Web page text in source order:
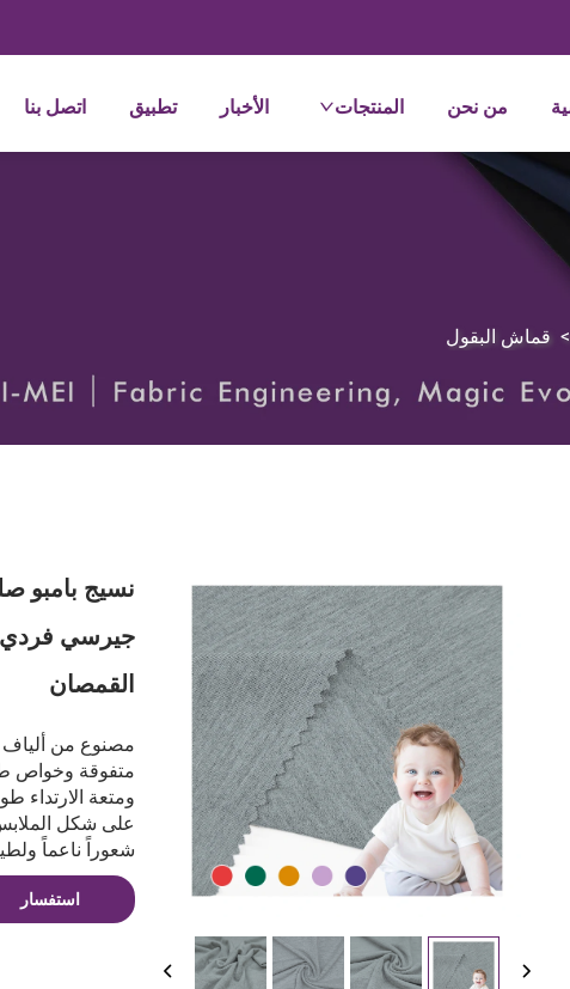
من نحن المنتجات الأخبار تطبيق اتصل بنا
> قماش البقول
نسيج بامبو
جيرسي فردي
القمصان
مصنوع من ألياف
متفوقة وخواص
ومتعة الارتداء
على شكل
شعوراً ناعماً
استفسار